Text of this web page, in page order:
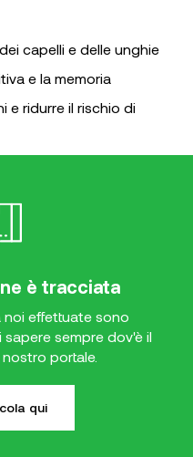
capelli e delle unghie
e la memoria
e ridurre il rischio di
è tracciata
noi effettuate sono
sempre dov'è il
portale.
qui